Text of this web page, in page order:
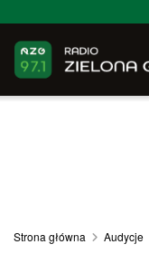
Strona główna Audycje